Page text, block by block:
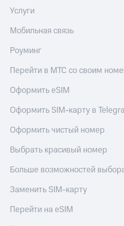
Услуги
Мобильная связь
Роуминг
Перейти в МТС со своим
Оформить eSIM
Оформить SIM-карту в
Оформить чистый номер
Выбрать красивый номер
Больше возможностей
Заменить SIM-карту
Перейти на eSIM